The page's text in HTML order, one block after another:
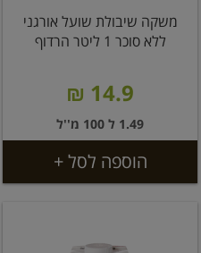
משקה שיבולת שועל אורגני
ללא סוכר 1 ליטר הרדוף
14.9 ₪
1.49 ל 100 מ''ל
הוספה לסל +